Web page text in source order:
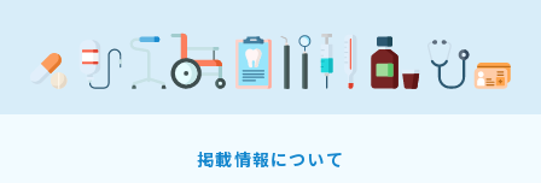
掲載情報について